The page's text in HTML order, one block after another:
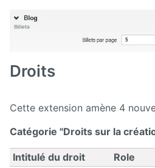
Cart
Editor
Dashboard
Droits
Cette extension amène 4
Catégorie "Droits sur la
Intitulé du droit
Role